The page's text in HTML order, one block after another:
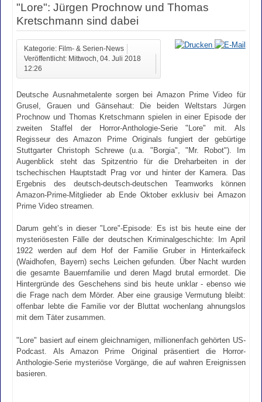
"Lore": Jürgen Prochnow und Thomas
Kretschmann sind dabei
Kategorie: Film- & Serien-News
Veröffentlicht: Mittwoch, 04. Juli 2018
12:26
Deutsche Ausnahmetalente sorgen bei Amazon Prime Video für
Grusel, Grauen und Gänsehaut: Die beiden Weltstars Jürgen
Prochnow und Thomas Kretschmann spielen in einer Episode der
zweiten Staffel der Horror-Anthologie-Serie "Lore" mit. Als
Regisseur des Amazon Prime Originals fungiert der gebürtige
Stuttgarter Christoph Schrewe (u.a. "Borgia", "Mr. Robot"). Im
Augenblick steht das Spitzentrio für die Dreharbeiten in der
tschechischen Hauptstadt Prag vor und hinter der Kamera. Das
Ergebnis des deutsch-deutsch-deutschen Teamworks können
Amazon-Prime-Mitglieder ab Ende Oktober exklusiv bei Amazon
Prime Video streamen.
Darum geht’s in dieser "Lore"-Episode: Es ist bis heute eine der
mysteriösesten Fälle der deutschen Kriminalgeschichte: Im April
1922 werden auf dem Hof der Familie Gruber in Hinterkaifeck
(Waidhofen, Bayern) sechs Leichen gefunden. Über Nacht wurden
die gesamte Bauernfamilie und deren Magd brutal ermordet. Die
Hintergründe des Geschehens sind bis heute unklar - ebenso wie
die Frage nach dem Mörder. Aber eine grausige Vermutung bleibt:
offenbar lebte die Familie vor der Bluttat wochenlang ahnungslos
mit dem Täter zusammen.
"Lore" basiert auf einem gleichnamigen, millionenfach gehörten US-
Podcast. Als Amazon Prime Original präsentiert die Horror-
Anthologie-Serie mysteriöse Vorgänge, die auf wahren Ereignissen
basieren.